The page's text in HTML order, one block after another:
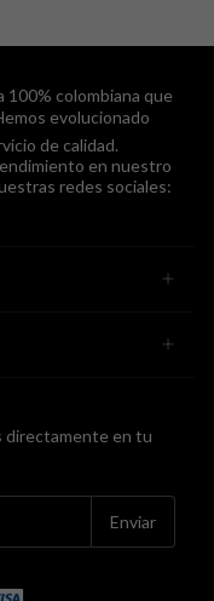
100% colombiana que
evolucionado
de calidad.
en nuestro
redes sociales:
directamente en tu